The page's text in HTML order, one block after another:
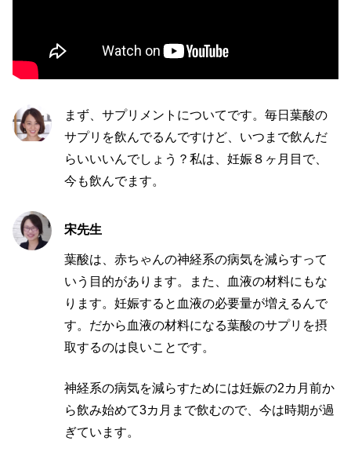
まず、サプリメントについてです。毎日葉酸の
サプリを飲んでるんですけど、いつまで飲んだ
らいいいんでしょう？私は、妊娠８ヶ月目で、
今も飲んでます。
宋先生
葉酸は、赤ちゃんの神経系の病気を減らすって
いう目的があります。また、血液の材料にもな
ります。妊娠すると血液の必要量が増えるんで
す。だから血液の材料になる葉酸のサプリを摂
取するのは良いことです。
神経系の病気を減らすためには妊娠の2カ月前か
ら飲み始めて3カ月まで飲むので、今は時期が過
ぎています。